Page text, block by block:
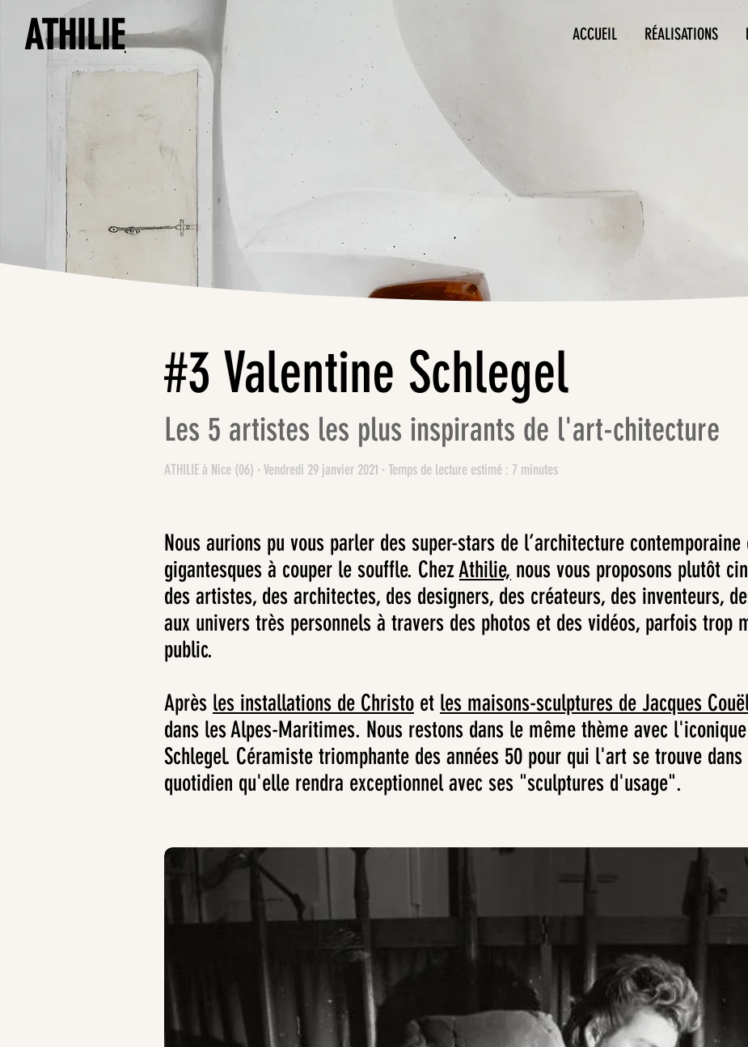
ATHILIE ACCUEIL RÉALISATIONS
#3 Valentine Schlegel
Les 5 artistes les plus inspirants de l'art-chitecture
ATHILIE à Nice (06) · Vendredi 29 janvier 2021 · Temps de lecture estimé : 7 minutes
Nous aurions pu vous parler des super-stars de l’architecture
gigantesques à couper le souffle. ChezAthilie, nous vous proposons plutôt
des artistes, des architectes, des designers, des créateurs, des inventeurs,
aux univers très personnels à travers des photos et des vidéos, parfois trop
public.
Après les installations de Christo et les maisons-sculptures de Jacques
dans les Alpes-Maritimes. Nous restons dans le même thème avec
Schlegel. Céramiste triomphante des années 50 pour qui l'art se trouve
quotidien qu'elle rendra exceptionnel avec ses "sculptures d'usage".